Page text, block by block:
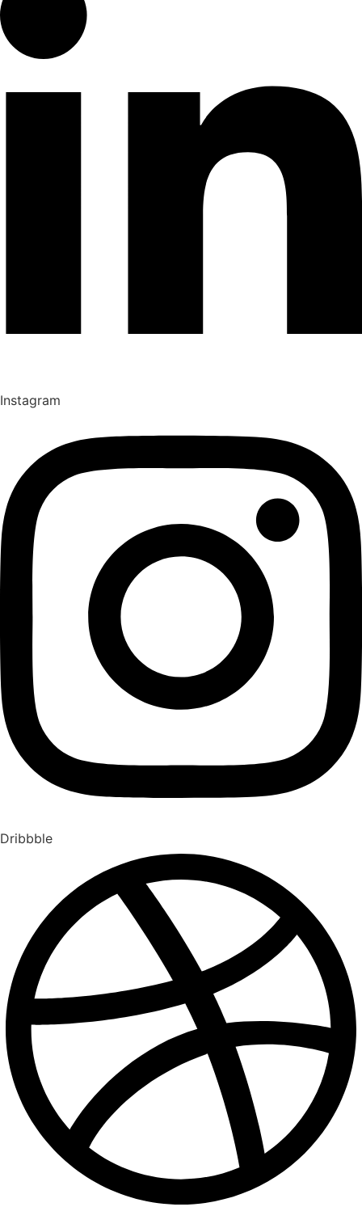
Instagram
Dribbble